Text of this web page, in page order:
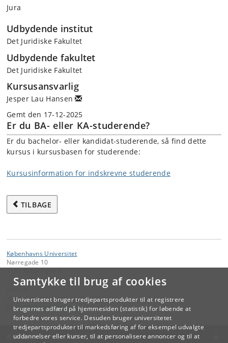
Samtykke til brug af cookies
Universitetet bruger tredjepartsprodukter til at registrere
brugernes adfærd på hjemmesiden (statistik) for løbende at
forbedre vores service. Desuden bruger universitetet
tredjepartsprodukter til markedsføring af for eksempel udvalgte
uddannelser eller kurser, til at personalisere annoncer og til at
Jura
Udbydende institut
Det Juridiske Fakultet
Udbydende fakultet
Det Juridiske Fakultet
Kursusansvarlig
Jesper Lau Hansen
Gemt den 17-12-2025
Er du BA- eller KA-studerende?
Er du bachelor- eller kandidat-studerende, så find dette
kursus i kursusbasen for studerende:
Kursusinformation for indskrevne studerende
TILBAGE
Københavns Universitet
Nørregade 10
Videreuddannelse og Livslang Læring
lifelonglearning@adm.ku.dk
KØBENHAVNS UNIVERSITET